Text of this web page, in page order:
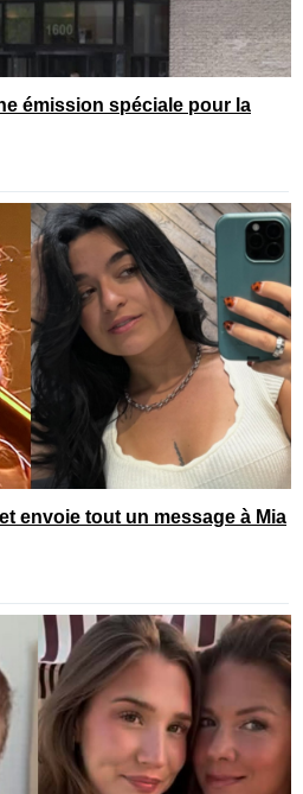
émission spéciale pour la
envoie tout un message à Mia